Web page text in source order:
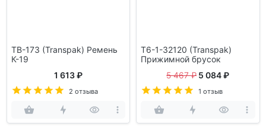
TB-173 (Transpak) Ремень
К-19
1 613 ₽
2 отзыва
T6-1-32120 (Transpak)
Прижимной брусок
5 467 ₽ 5 084 ₽
1 отзыв